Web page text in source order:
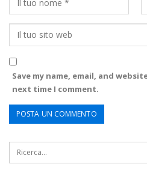
Save my name, email, and
next time I comment.